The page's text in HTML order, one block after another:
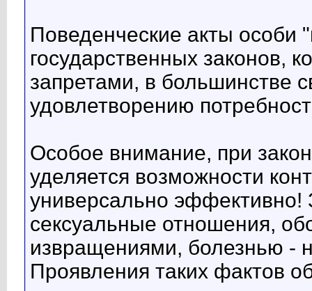
Поведенческие акты особи
государственных законов,
запретами, в большинстве
удовлетворению
Особое внимание, при
уделяется возможности
универсально эффективно!
сексуальные отношения,
извращениями, болезнью -
Проявления таких фактов